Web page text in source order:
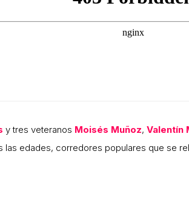
y tres veteranos Moisés Muñoz, Valentín
las edades, corredores populares que se